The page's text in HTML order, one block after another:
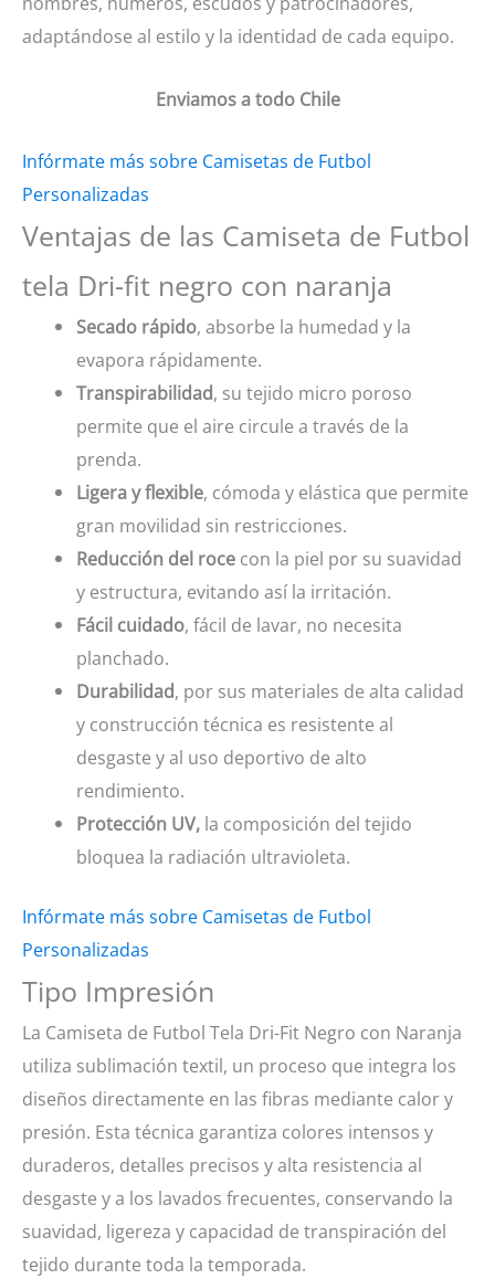
adaptándose al estilo y la identidad de cada equipo.
Enviamos a todo Chile
Infórmate más sobre Camisetas de Futbol
Personalizadas
Ventajas de las Camiseta de Futbol
tela Dri-fit negro con naranja
Secado rápido, absorbe la humedad y la
evapora rápidamente.
Transpirabilidad, su tejido micro poroso
permite que el aire circule a través de la
prenda.
Ligera y flexible, cómoda y elástica que permite
gran movilidad sin restricciones.
Reducción del roce con la piel por su suavidad
y estructura, evitando así la irritación.
Fácil cuidado, fácil de lavar, no necesita
planchado.
Durabilidad, por sus materiales de alta calidad
y construcción técnica es resistente al
desgaste y al uso deportivo de alto
rendimiento.
Protección UV, la composición del tejido
bloquea la radiación ultravioleta.
Infórmate más sobre Camisetas de Futbol
Personalizadas
Tipo Impresión
La Camiseta de Futbol Tela Dri-Fit Negro con Naranja
utiliza sublimación textil, un proceso que integra los
diseños directamente en las fibras mediante calor y
presión. Esta técnica garantiza colores intensos y
duraderos, detalles precisos y alta resistencia al
desgaste y a los lavados frecuentes, conservando la
suavidad, ligereza y capacidad de transpiración del
tejido durante toda la temporada.